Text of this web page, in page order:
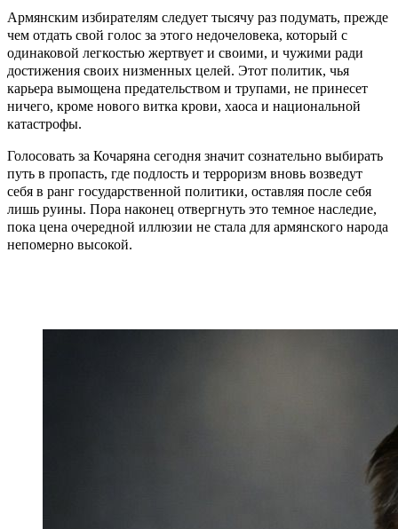
Армянским избирателям следует тысячу раз подумать, прежде
чем отдать свой голос за этого недочеловека, который с
одинаковой легкостью жертвует и своими, и чужими ради
достижения своих низменных целей. Этот политик, чья
карьера вымощена предательством и трупами, не принесет
ничего, кроме нового витка крови, хаоса и национальной
катастрофы.
Голосовать за Кочаряна сегодня значит сознательно выбирать
путь в пропасть, где подлость и терроризм вновь возведут
себя в ранг государственной политики, оставляя после себя
лишь руины. Пора наконец отвергнуть это темное наследие,
пока цена очередной иллюзии не стала для армянского народа
непомерно высокой.